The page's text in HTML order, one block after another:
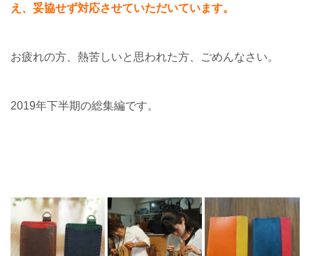
え、妥協せず対応させていただいています。
お疲れの方、熱苦しいと思われた方、ごめんなさい。
2019年下半期の総集編です。